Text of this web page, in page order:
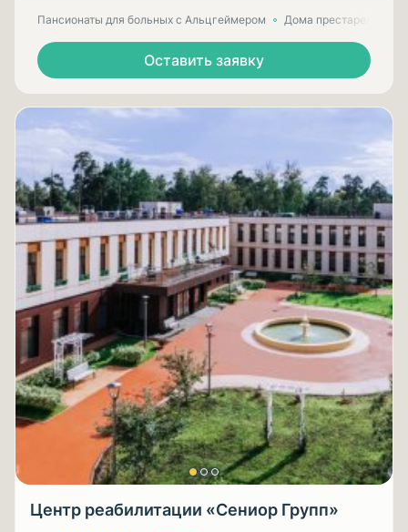
Пансионаты для больных с Альцгеймером Дома престарелых
Оставить заявку
Центр реабилитации «Сениор Групп»